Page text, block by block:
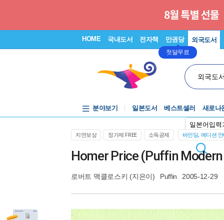
HOME 국내도서 전자책 만권당
첫달무료
외국도서
외국도
일본어입력
분야보기 일본도서 베스트셀러 새로나
지연보상 정가제 FREE 소득공제 바인딩, 에디션
Homer Price (Puffin
로버트 맥클로스키 (지은이) Puffin 2005-12-29